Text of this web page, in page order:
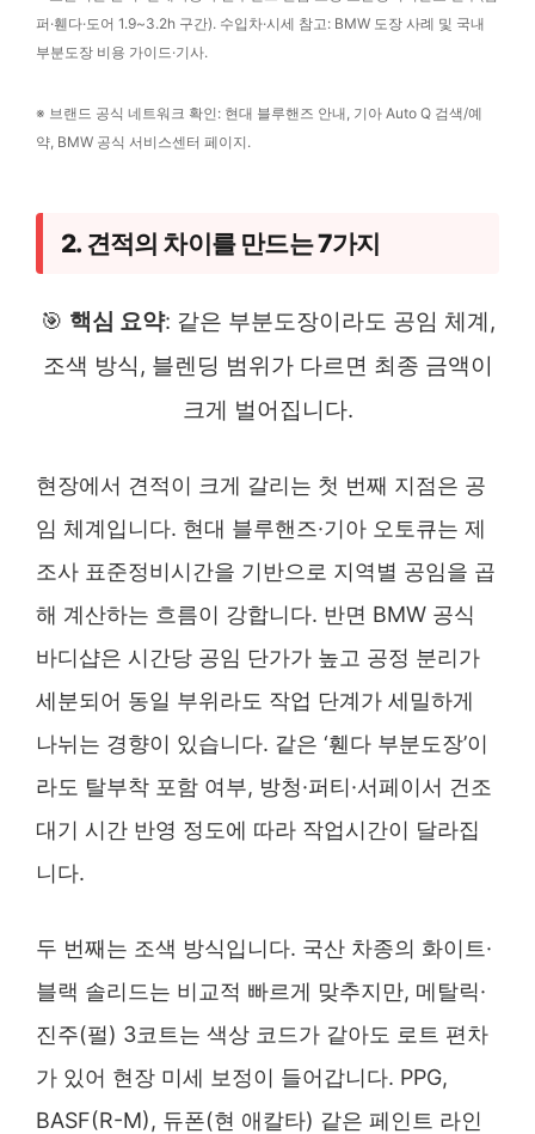
퍼·휀다·도어 1.9~3.2h 구간). 수입차·시세 참고: BMW 도장 사례 및 국내
부분도장 비용 가이드·기사.
※ 브랜드 공식 네트워크 확인: 현대 블루핸즈 안내, 기아 Auto Q 검색/예
약, BMW 공식 서비스센터 페이지.
2. 견적의 차이를 만드는 7가지
🎯 핵심 요약: 같은 부분도장이라도 공임 체계,
조색 방식, 블렌딩 범위가 다르면 최종 금액이
크게 벌어집니다.
현장에서 견적이 크게 갈리는 첫 번째 지점은 공
임 체계입니다. 현대 블루핸즈·기아 오토큐는 제
조사 표준정비시간을 기반으로 지역별 공임을 곱
해 계산하는 흐름이 강합니다. 반면 BMW 공식
바디샵은 시간당 공임 단가가 높고 공정 분리가
세분되어 동일 부위라도 작업 단계가 세밀하게
나뉘는 경향이 있습니다. 같은 ‘휀다 부분도장’이
라도 탈부착 포함 여부, 방청·퍼티·서페이서 건조
대기 시간 반영 정도에 따라 작업시간이 달라집
니다.
두 번째는 조색 방식입니다. 국산 차종의 화이트·
블랙 솔리드는 비교적 빠르게 맞추지만, 메탈릭·
진주(펄) 3코트는 색상 코드가 같아도 로트 편차
가 있어 현장 미세 보정이 들어갑니다. PPG,
BASF(R-M), 듀폰(현 애칼타) 같은 페인트 라인